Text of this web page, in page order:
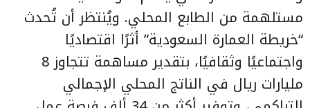
مستلهمة من الطابع المحلي. ويُنتظر أن تُحدث
“خريطة العمارة السعودية” أثرًا اقتصاديًا
واجتماعيًا وثقافيًا، بتقدير مساهمة تتجاوز 8
مليارات ريال في الناتج المحلي الإجمالي